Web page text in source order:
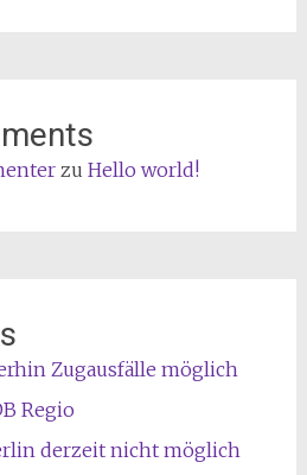
zu Hello world!
Zugausfälle möglich
Regio
derzeit nicht möglich